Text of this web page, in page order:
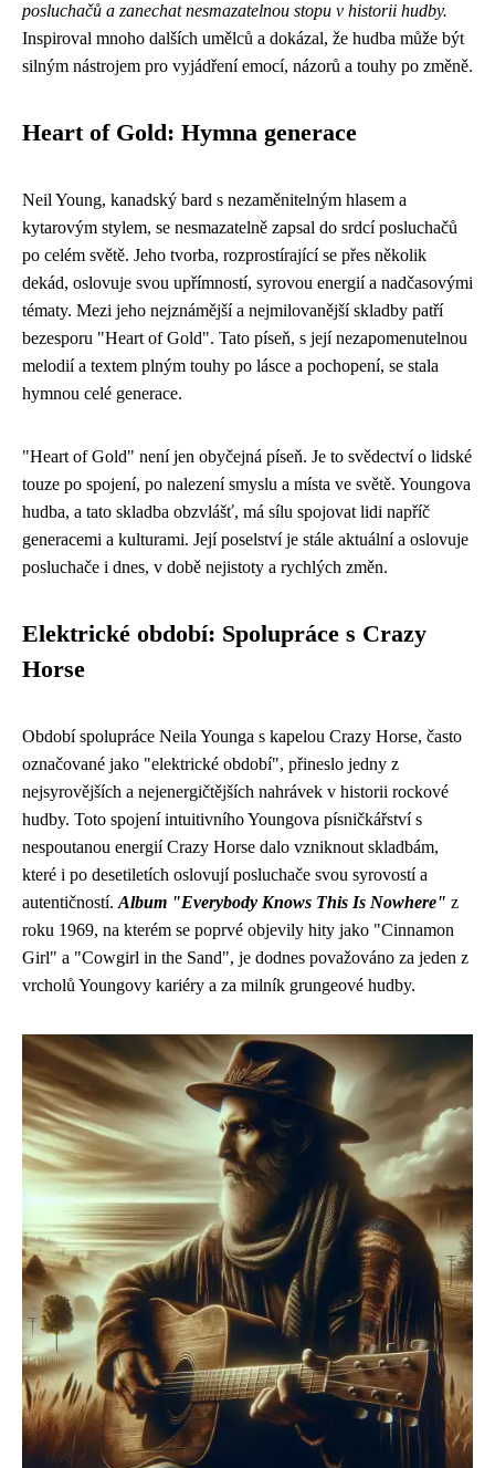
posluchačů a zanechat nesmazatelnou stopu v historii hudby.
Inspiroval mnoho dalších umělců a dokázal, že hudba může být
silným nástrojem pro vyjádření emocí, názorů a touhy po změně.
Heart of Gold: Hymna generace
Neil Young, kanadský bard s nezaměnitelným hlasem a
kytarovým stylem, se nesmazatelně zapsal do srdcí posluchačů
po celém světě. Jeho tvorba, rozprostírající se přes několik
dekád, oslovuje svou upřímností, syrovou energií a nadčasovými
tématy. Mezi jeho nejznámější a nejmilovanější skladby patří
bezesporu "Heart of Gold". Tato píseň, s její nezapomenutelnou
melodií a textem plným touhy po lásce a pochopení, se stala
hymnou celé generace.
"Heart of Gold" není jen obyčejná píseň. Je to svědectví o lidské
touze po spojení, po nalezení smyslu a místa ve světě. Youngova
hudba, a tato skladba obzvlášť, má sílu spojovat lidi napříč
generacemi a kulturami. Její poselství je stále aktuální a oslovuje
posluchače i dnes, v době nejistoty a rychlých změn.
Elektrické období: Spolupráce s Crazy
Horse
Období spolupráce Neila Younga s kapelou Crazy Horse, často
označované jako "elektrické období", přineslo jedny z
nejsyrovějších a nejenergičtějších nahrávek v historii rockové
hudby. Toto spojení intuitivního Youngova písničkářství s
nespoutanou energií Crazy Horse dalo vzniknout skladbám,
které i po desetiletích oslovují posluchače svou syrovostí a
autentičností. Album "Everybody Knows This Is Nowhere" z
roku 1969, na kterém se poprvé objevily hity jako "Cinnamon
Girl" a "Cowgirl in the Sand", je dodnes považováno za jeden z
vrcholů Youngovy kariéry a za milník grungeové hudby.